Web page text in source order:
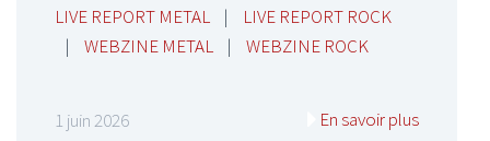
LIVE REPORT METAL |
LIVE REPORT ROCK
|
WEBZINE METAL | WEBZINE ROCK
1 juin 2026 En savoir plus